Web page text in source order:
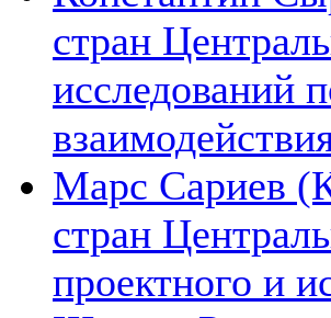
стран
исследований
Марс Сариев
стран
проектного и